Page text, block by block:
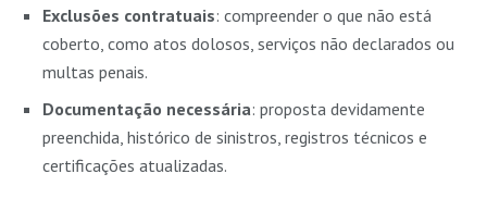
Exclusões contratuais: compreender o que não está
coberto, como atos dolosos, serviços não declarados ou
multas penais.
Documentação necessária: proposta devidamente
preenchida, histórico de sinistros, registros técnicos e
certificações atualizadas.